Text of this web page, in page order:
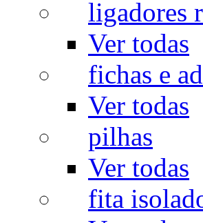
ligadores
Ver todas
fichas e
Ver todas
pilhas
Ver todas
fita